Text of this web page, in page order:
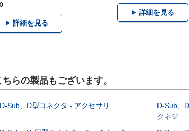
詳細を見る
詳細を見る
らの製品もございます。
D-Sub、D型コネクタ - アクセサリ
D-Sub、
クネジ